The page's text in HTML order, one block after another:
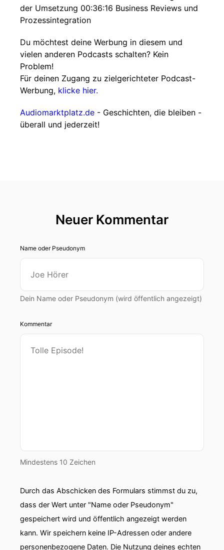
der Umsetzung 00:36:16 Business Reviews und
Prozessintegration
Du möchtest deine Werbung in diesem und
vielen anderen Podcasts schalten? Kein
Problem!
Für deinen Zugang zu zielgerichteter Podcast-
Werbung, klicke hier.
Audiomarktplatz.de - Geschichten, die bleiben -
überall und jederzeit!
Neuer Kommentar
Name oder Pseudonym
Dein Name oder Pseudonym (wird öffentlich angezeigt)
Kommentar
Mindestens 10 Zeichen
Durch das Abschicken des Formulars stimmst du zu,
dass der Wert unter "Name oder Pseudonym"
gespeichert wird und öffentlich angezeigt werden
kann. Wir speichern keine IP-Adressen oder andere
personenbezogene Daten. Die Nutzung deines echten